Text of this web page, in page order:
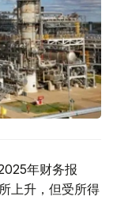
年财务报
上升，但受所得